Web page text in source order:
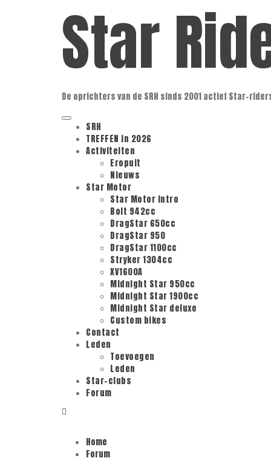
Star
De oprichters van de SRH sinds 2001 actief Star-
Primair
menu
SRH
TREFFEN in 2026
Activiteiten
Eropuit
Nieuws
Star Motor
Star Motor intro
Bolt 942cc
DragStar 650cc
DragStar 950
DragStar 1100cc
Stryker 1304cc
XV1600A
Midnight Star 950cc
Midnight Star 1900cc
Midnight Star deluxe
Custom bikes
Contact
Leden
Toevoegen
Leden
Star-clubs
Forum
Home
Forum